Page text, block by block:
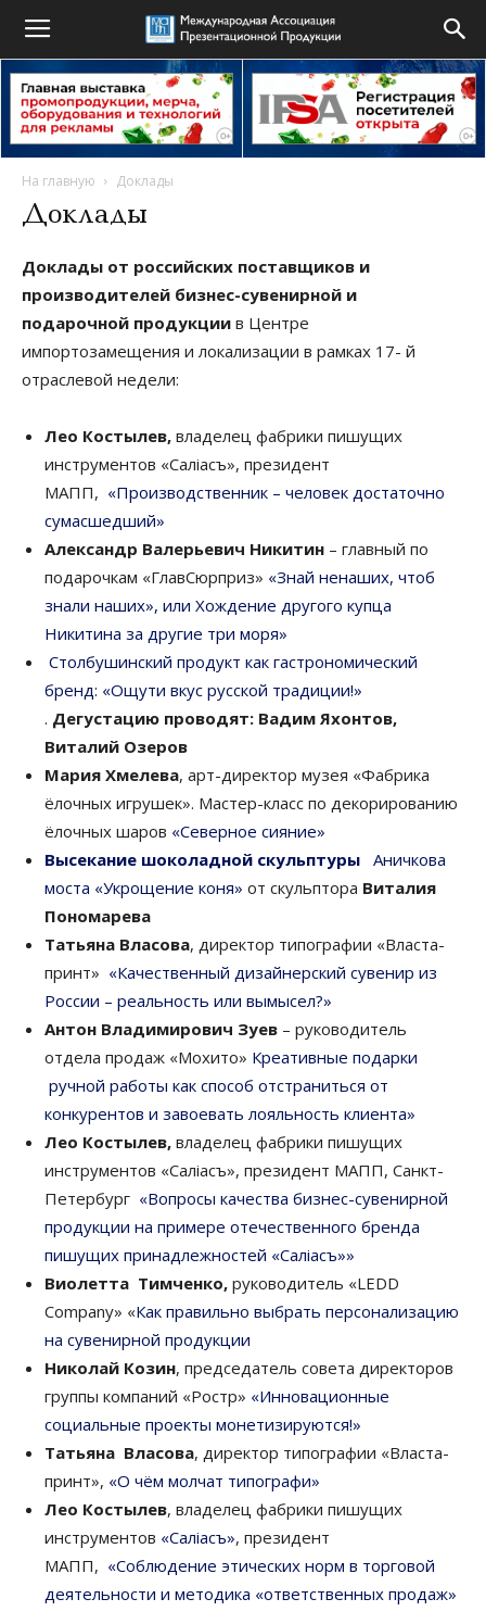
На главную Доклады
Доклады
Доклады от российских поставщиков и
производителей бизнес-сувенирной и
подарочной продукции в Центре
импортозамещения и локализации в рамках 17- й
отраслевой недели:
Лео Костылев, владелец фабрики пишущих
инструментов «Салiасъ», президент
МАПП, «Производственник – человек достаточно
сумасшедший»
Александр Валерьевич Никитин – главный по
подарочкам «ГлавСюрприз» «Знай ненаших, чтоб
знали наших», или Хождение другого купца
Никитина за другие три моря»
Столбушинский продукт как гастрономический
бренд: «Ощути вкус русской традиции!»
. Дегустацию проводят: Вадим Яхонтов,
Виталий Озеров
Мария Хмелева, арт-директор музея «Фабрика
ёлочных игрушек». Мастер-класс по декорированию
ёлочных шаров «Северное сияние»
Высекание шоколадной скульптуры Аничкова
моста «Укрощение коня» от скульптора Виталия
Пономарева
Татьяна Власова, директор типографии «Власта-
принт» «Качественный дизайнерский сувенир из
России – реальность или вымысел?»
Антон Владимирович Зуев – руководитель
отдела продаж «Мохито» Креативные подарки
ручной работы как способ отстраниться от
конкурентов и завоевать лояльность клиента»
Лео Костылев, владелец фабрики пишущих
инструментов «Салiасъ», президент МАПП, Санкт-
Петербург «Вопросы качества бизнес-сувенирной
продукции на примере отечественного бренда
пишущих принадлежностей «Салiасъ»»
Виолетта Тимченко, руководитель «LEDD
Company» «Как правильно выбрать персонализацию
на сувенирной продукции
Николай Козин, председатель совета директоров
группы компаний «Ростр» «Инновационные
социальные проекты монетизируются!»
Татьяна Власова, директор типографии «Власта-
принт», «О чём молчат типографи»
Лео Костылев, владелец фабрики пишущих
инструментов «Салiасъ», президент
МАПП, «Соблюдение этических норм в торговой
деятельности и методика «ответственных продаж»